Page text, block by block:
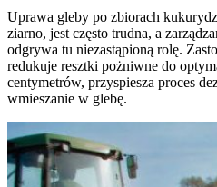
Uprawa gleby po zbiorach
ziarno, jest często trudna, a
odgrywa tu niezastąpioną rolę.
redukuje resztki pożniwne do
centymetrów, przyspiesza proces
wmieszanie w glebę.